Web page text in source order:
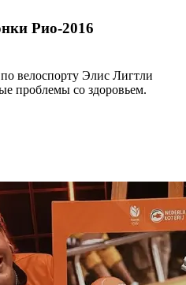
Рио-2016
велоспорту Элис Лигтли
проблемы со здоровьем.